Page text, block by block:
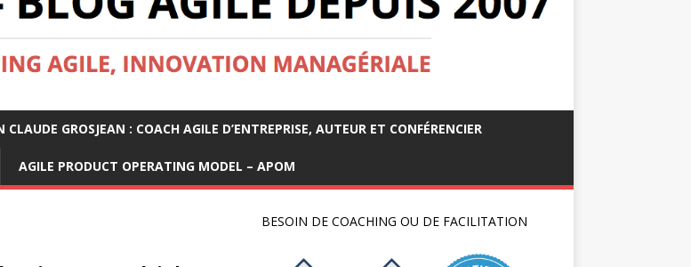
CLAUDE GROSJEAN : COACH AGILE D’ENTREPRISE, AUTEUR ET CONFÉRENCIER
AGILE PRODUCT OPERATING MODEL – APOM
BESOIN DE COACHING OU DE FACILITATION